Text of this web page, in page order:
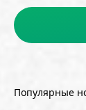
Популярные